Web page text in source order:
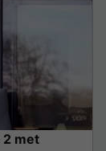
2 met